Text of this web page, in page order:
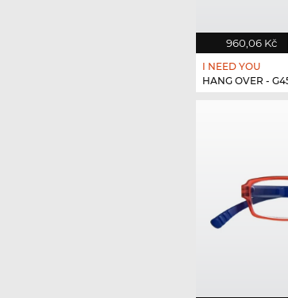
960,06 Kč
I NEED YOU
HANG OVER -